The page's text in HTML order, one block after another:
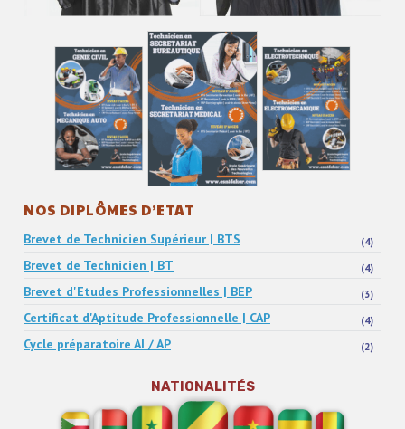
NOS DIPLÔMES D’ETAT
Brevet de Technicien Supérieur | BTS (4)
Brevet de Technicien | BT (4)
Brevet d'Etudes Professionnelles | BEP (3)
Certificat d'Aptitude Professionnelle | CAP (4)
Cycle préparatoire AI / AP (2)
NATIONALITÉS